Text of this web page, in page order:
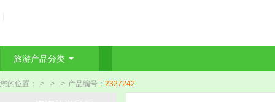
旅游产品分类
您的位置： > > > 产品编号： 2327242